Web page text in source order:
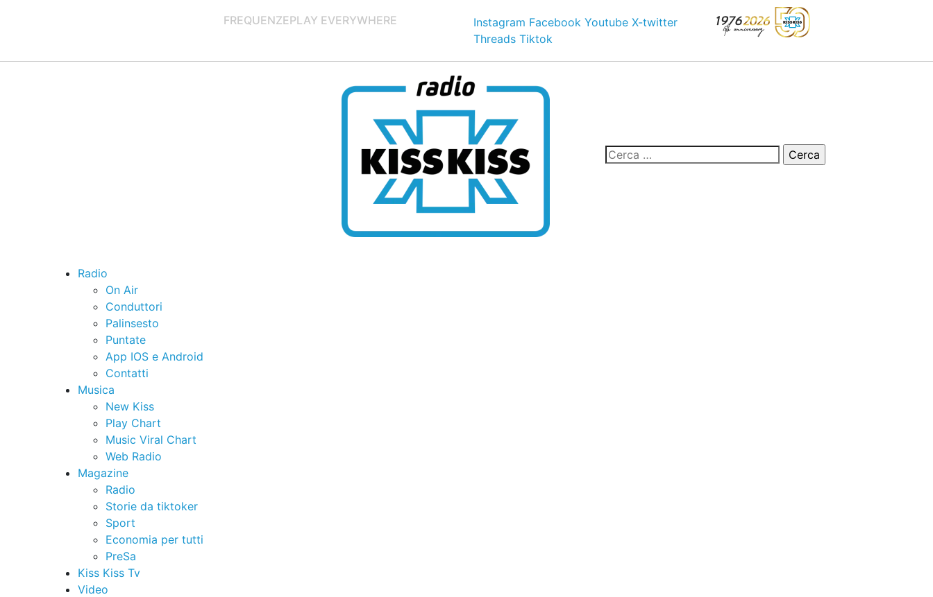
FREQUENZEPLAY EVERYWHERE Instagram Facebook Youtube X-twitter
Threads Tiktok
Radio
On Air
Conduttori
Palinsesto
Puntate
App IOS e Android
Contatti
Musica
New Kiss
Play Chart
Music Viral Chart
Web Radio
Magazine
Radio
Storie da tiktoker
Sport
Economia per tutti
PreSa
Kiss Kiss Tv
Video